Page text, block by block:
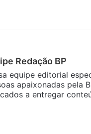
Redação BP
equipe editorial
apaixonadas pela
a entregar